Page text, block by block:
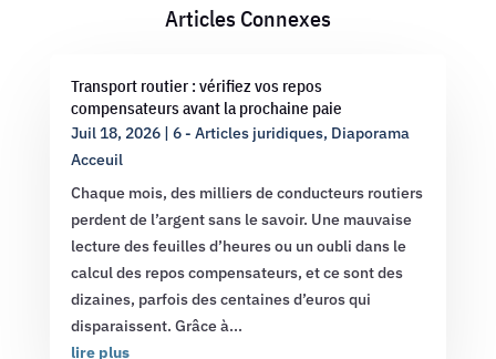
Articles Connexes
Transport routier : vérifiez vos repos
compensateurs avant la prochaine paie
Juil 18, 2026| 6 - Articles juridiques, Diaporama
Acceuil
Chaque mois, des milliers de conducteurs routiers
perdent de l’argent sans le savoir. Une mauvaise
lecture des feuilles d’heures ou un oubli dans le
calcul des repos compensateurs, et ce sont des
dizaines, parfois des centaines d’euros qui
disparaissent. Grâce à...
lire plus